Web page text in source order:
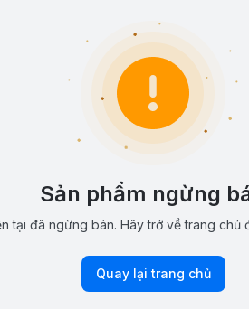
Sản phẩm ngừng
tại đã ngừng bán. Hãy trở về trang chủ
Quay lại trang chủ